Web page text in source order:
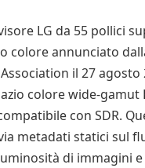
LG da 55 pollici
colore annunciato
il 27 agosto
colore wide-gamut
con SDR.
metadati statici sul
di immagini